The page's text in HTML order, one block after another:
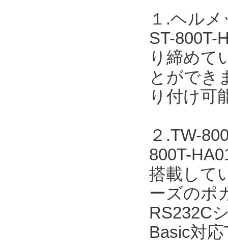
１.ヘル
ST-800T-
り締めて
とができ
り付け可
２.TW-
800T-
搭載して
ーズのポ
RS232C
Basic対